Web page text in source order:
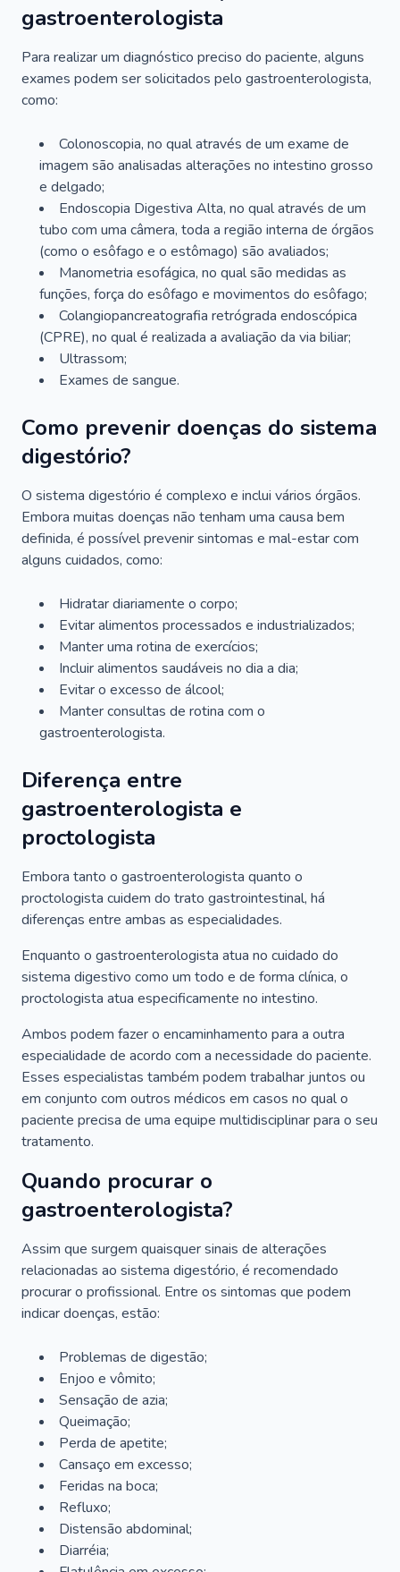
gastroenterologista
Para realizar um diagnóstico preciso do paciente, alguns
exames podem ser solicitados pelo gastroenterologista,
como:
Colonoscopia, no qual através de um exame de
imagem são analisadas alterações no intestino grosso
e delgado;
Endoscopia Digestiva Alta, no qual através de um
tubo com uma câmera, toda a região interna de órgãos
(como o esôfago e o estômago) são avaliados;
Manometria esofágica, no qual são medidas as
funções, força do esôfago e movimentos do esôfago;
Colangiopancreatografia retrógrada endoscópica
(CPRE), no qual é realizada a avaliação da via biliar;
Ultrassom;
Exames de sangue.
Como prevenir doenças do sistema
digestório?
O sistema digestório é complexo e inclui vários órgãos.
Embora muitas doenças não tenham uma causa bem
definida, é possível prevenir sintomas e mal-estar com
alguns cuidados, como:
Hidratar diariamente o corpo;
Evitar alimentos processados e industrializados;
Manter uma rotina de exercícios;
Incluir alimentos saudáveis no dia a dia;
Evitar o excesso de álcool;
Manter consultas de rotina com o
gastroenterologista.
Diferença entre
gastroenterologista e
proctologista
Embora tanto o gastroenterologista quanto o
proctologista cuidem do trato gastrointestinal, há
diferenças entre ambas as especialidades.
Enquanto o gastroenterologista atua no cuidado do
sistema digestivo como um todo e de forma clínica, o
proctologista atua especificamente no intestino.
Ambos podem fazer o encaminhamento para a outra
especialidade de acordo com a necessidade do paciente.
Esses especialistas também podem trabalhar juntos ou
em conjunto com outros médicos em casos no qual o
paciente precisa de uma equipe multidisciplinar para o seu
tratamento.
Quando procurar o
gastroenterologista?
Assim que surgem quaisquer sinais de alterações
relacionadas ao sistema digestório, é recomendado
procurar o profissional. Entre os sintomas que podem
indicar doenças, estão:
Problemas de digestão;
Enjoo e vômito;
Sensação de azia;
Queimação;
Perda de apetite;
Cansaço em excesso;
Feridas na boca;
Refluxo;
Distensão abdominal;
Diarréia;